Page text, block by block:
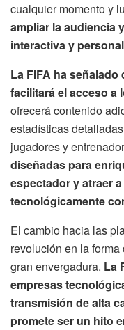
cualquier momento y
ampliar la audiencia
interactiva y
La FIFA ha
facilitará el acceso a
ofrecerá contenido
estadísticas
jugadores y
diseñadas para
espectador y atraer
tecnológicamente
El cambio hacia las
revolución en la
gran envergadura. La
empresas
transmisión de alta
promete ser un hito